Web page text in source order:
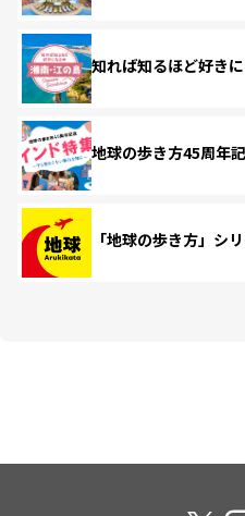
知れば知るほど好き
地球の歩き方45周年
「地球の歩き方」シ